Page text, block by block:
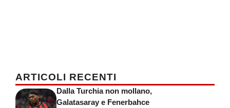
ARTICOLI RECENTI
Dalla Turchia non mollano,
Galatasaray e Fenerbahce